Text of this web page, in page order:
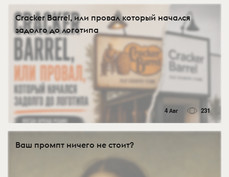
Cracker Barrel, или провал который начался
задолго до логотипа
4 Авг 231
Ваш промпт ничего не стоит?